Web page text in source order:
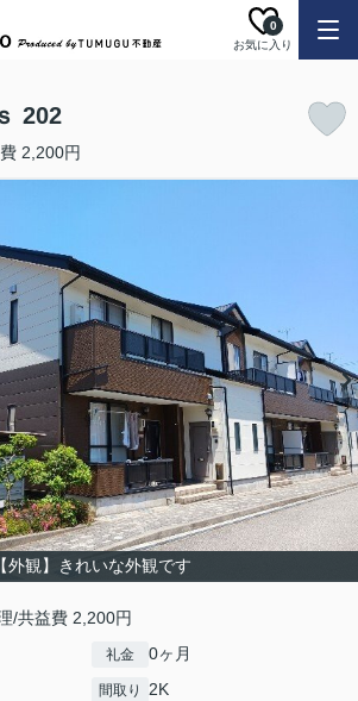
お気に入り
0
202
2,200円
【外観】きれいな外観です
/共益費 2,200円
礼金 0ヶ月
間取り 2K